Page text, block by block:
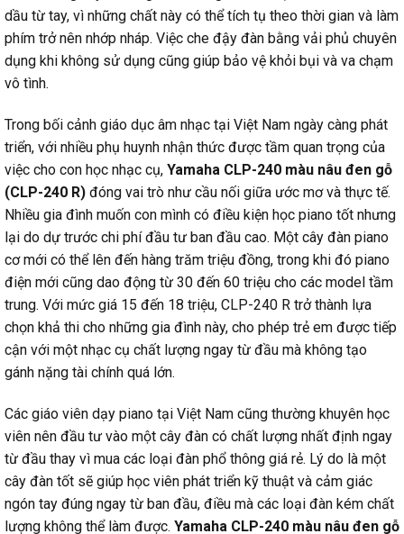
dầu từ tay, vì những chất này có thể tích tụ theo thời gian và làm
phím trở nên nhớp nháp. Việc che đậy đàn bằng vải phủ chuyên
dụng khi không sử dụng cũng giúp bảo vệ khỏi bụi và va chạm
vô tình.
Trong bối cảnh giáo dục âm nhạc tại Việt Nam ngày càng phát
triển, với nhiều phụ huynh nhận thức được tầm quan trọng của
việc cho con học nhạc cụ, Yamaha CLP-240 màu nâu đen gỗ
(CLP-240 R) đóng vai trò như cầu nối giữa ước mơ và thực tế.
Nhiều gia đình muốn con mình có điều kiện học piano tốt nhưng
lại do dự trước chi phí đầu tư ban đầu cao. Một cây đàn piano
cơ mới có thể lên đến hàng trăm triệu đồng, trong khi đó piano
điện mới cũng dao động từ 30 đến 60 triệu cho các model tầm
trung. Với mức giá 15 đến 18 triệu, CLP-240 R trở thành lựa
chọn khả thi cho những gia đình này, cho phép trẻ em được tiếp
cận với một nhạc cụ chất lượng ngay từ đầu mà không tạo
gánh nặng tài chính quá lớn.
Các giáo viên dạy piano tại Việt Nam cũng thường khuyên học
viên nên đầu tư vào một cây đàn có chất lượng nhất định ngay
từ đầu thay vì mua các loại đàn phổ thông giá rẻ. Lý do là một
cây đàn tốt sẽ giúp học viên phát triển kỹ thuật và cảm giác
ngón tay đúng ngay từ ban đầu, điều mà các loại đàn kém chất
lượng không thể làm được. Yamaha CLP-240 màu nâu đen gỗ